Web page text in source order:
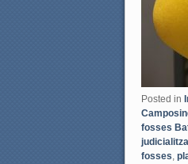
Posted in
fosses
fosses,